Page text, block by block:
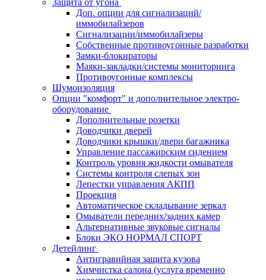
Защита от угона
Доп. опции для сигнализаций/
иммобилайзеров
Сигнализации/иммобилайзеры
Собственные противоугонные разработки
Замки-блокираторы
Маяки-закладки/системы мониторинга
Противоугонные комплексы
Шумоизоляция
Опции "комфорт" и дополнительное электро-
оборудование
Дополнительные розетки
Доводчики дверей
Доводчики крышки/двери багажника
Управление пассажирским сидением
Контроль уровня жидкости омывателя
Системы контроля слепых зон
Лепестки управления АКПП
Проекция
Автоматическое складывание зеркал
Омыватели передних/задних камер
Альтернативные звуковые сигналы
Блоки ЭКО НОРМАЛ СПОРТ
Детейлинг
Антигравийная защита кузова
Химчистка салона (услуга временно